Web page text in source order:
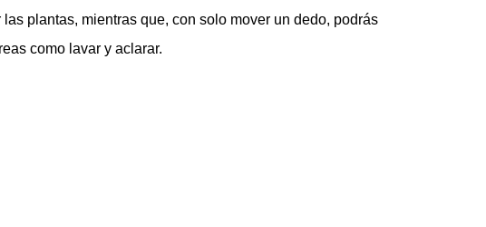
plantas, mientras que, con solo mover un dedo, podrás
como lavar y aclarar.